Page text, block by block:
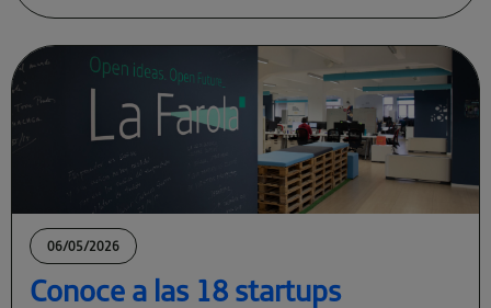
06/05/2026
Conoce a las 18 startups